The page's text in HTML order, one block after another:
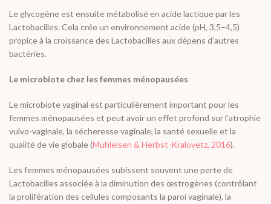
Le glycogène est ensuite métabolisé en acide lactique par les
Lactobacilles. Cela crée un environnement acide (pH, 3,5–4,5)
propice à la croissance des Lactobacilles aux dépens d’autres
bactéries.
Le microbiote chez les femmes ménopausées
Le microbiote vaginal est particulièrement important pour les
femmes ménopausées et peut avoir un effet profond sur l’atrophie
vulvo-vaginale, la sécheresse vaginale, la santé sexuelle et la
qualité de vie globale (Muhleisen & Herbst-Kralovetz, 2016).
Les femmes ménopausées subissent souvent une perte de
Lactobacilles associée à la diminution des œstrogènes (contrôlant
la prolifération des cellules composants la paroi vaginale), la